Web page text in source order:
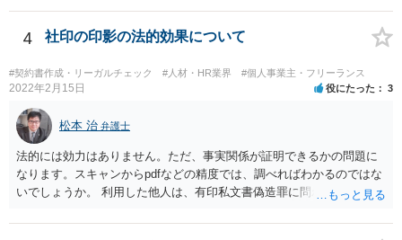
（事業として又は事業のために受取人となる場合におけるものを除
く。）であることその他の内閣府令で定める要件を満たすものは、為
替取引に該当するものとする
は、職業安定法上の職業紹介には該当しないと考えられます。 以上が
形式的な回答になりますが、形式的には、「雇用関係」の成立のあっ
る場合には、職業紹介に該当すると判断される可能性があります。 こ
の判断は、広範にかつ厳格に行われるので、実質的にみても、問題な
いといえるかには十分注意する必要があります。 また、業務委託契約
のあっせんは、事業主間の商取引を仲介することになりますので、分
野によっては、何らかの許認可等が必要となる可能性がある点にも注
意が必要です。 いずれにしても、慎重に検討、対応いただいた方がよ
いものと存じますので、一度弁護士にご相談いただき、全体的なリー
ガルチェックをしていただくことをお勧めいたします。
4 社印の印影の法的効果について
#契約書作成・リーガルチェック #人材・HR業界 #個人事業主・フリーランス
2022年2月15日 役にたった 3
松本 治 弁護士
法的には効力はありません。ただ、事実関係が証明できるかの問題に
なります。スキャンからpdfなどの精度では、調べればわかるのではな
いでしょうか。 利用した他人は、有印私文書偽造罪に問われることに
なるでしょう。